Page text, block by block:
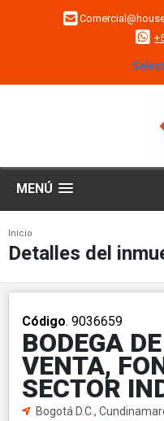
MENÚ
Inicio
Detalles del
Código. 9036659
BODEGA
VENTA,
SECTOR
Bogotá D.C.,